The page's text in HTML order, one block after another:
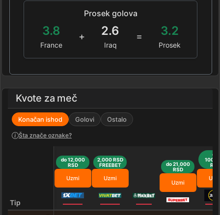
Prosek golova
3.8
France
+ 2.6
Iraq
= 3.2
Prosek
Kvote za meč
Konačan ishod Golovi Ostalo
Šta znače oznake?
Tip
do 12,000
RSD
Uzmi
2,000 RSD
FREEBET
Uzmi
do 21,000
RSD
Uzmi
do
RSD